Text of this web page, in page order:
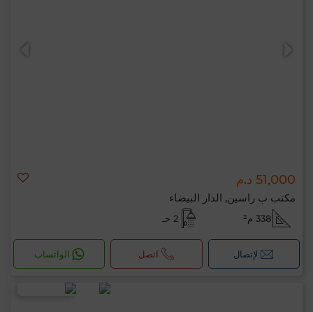
51,000 د.م
مكتب ب راسين, الدار البيضاء
338 م² 2 حـ
لإتصال اتصل الواتساب